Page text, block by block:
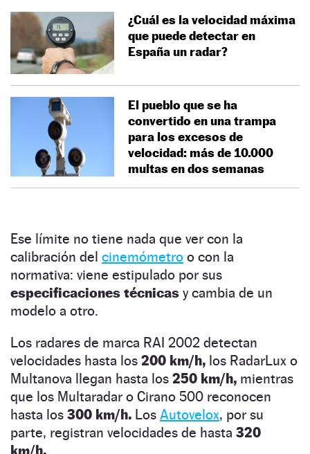
¿Cuál es la velocidad máxima
que puede detectar en
España un radar?
El pueblo que se ha
convertido en una trampa
para los excesos de
velocidad: más de 10.000
multas en dos semanas
Ese límite no tiene nada que ver con la
calibración del cinemómetro o con la
normativa: viene estipulado por sus
especificaciones técnicas y cambia de un
modelo a otro.
Los radares de marca RAI 2002 detectan
velocidades hasta los 200 km/h, los RadarLux o
Multanova llegan hasta los 250 km/h, mientras
que los Multaradar o Cirano 500 reconocen
hasta los 300 km/h. Los Autovelox, por su
parte, registran velocidades de hasta 320
km/h.